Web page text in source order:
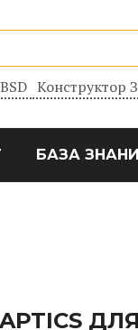
Конструктор
БАЗА
ДЛЯ